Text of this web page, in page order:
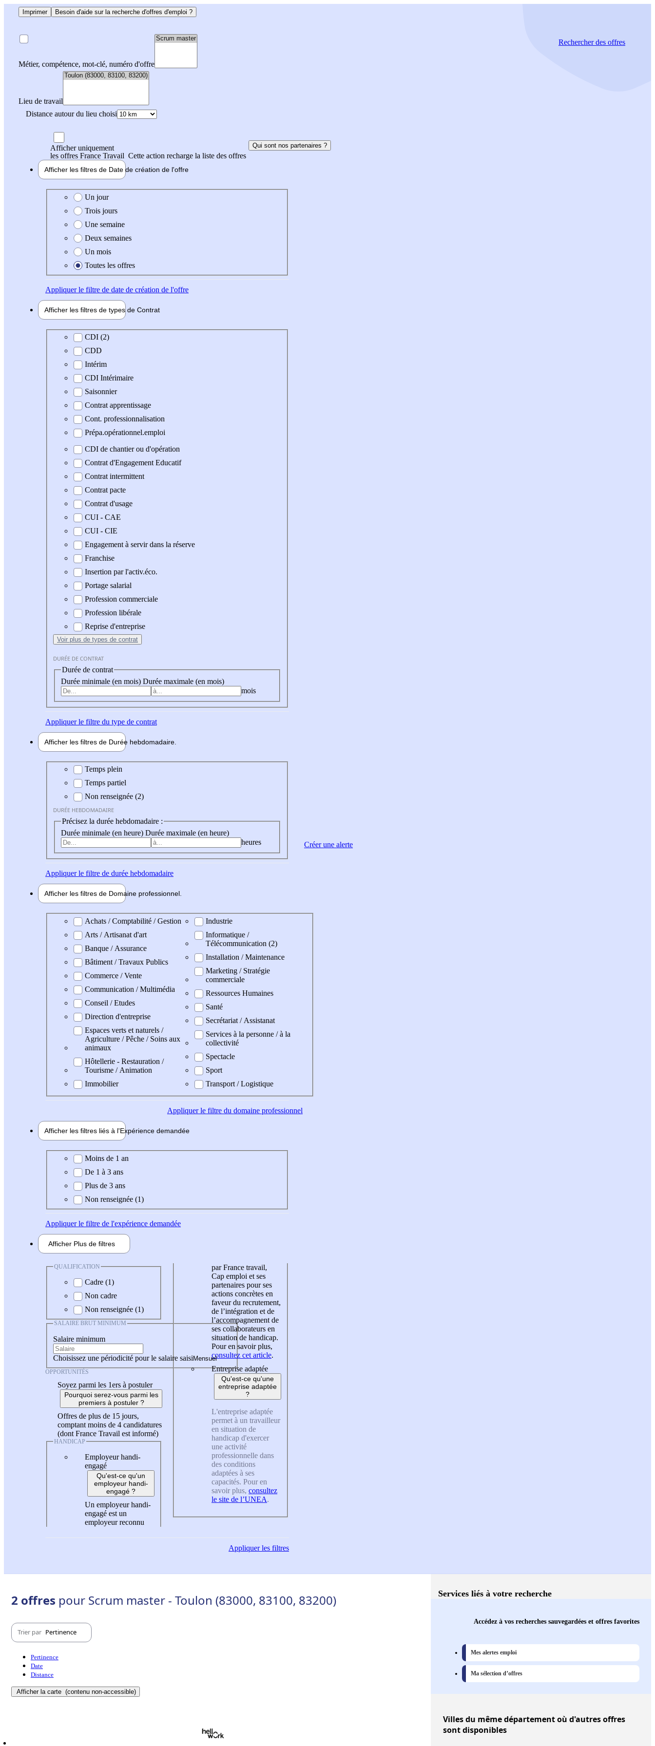
Imprimer Besoin d'aide sur la recherche d'offres d'emploi ?
Métier, compétence, mot-clé, numéro d'offre
Lieu de travail
Distance autour du lieu choisi
Rechercherdes offres
Afficher uniquement
les offres France Travail Cette action recharge la liste des offres
Qui sont nos partenaires ?
Afficher les filtres de Date de création de l'offre
Date de création de l'offre
Un jour
Trois jours
Une semaine
Deux semaines
Un mois
Toutes les offres
Appliquerle filtre de date de création de l'offre
Afficher les filtres de types de Contrat
Type de contrat
CDI (2)
CDD
Intérim
CDI Intérimaire
Saisonnier
Contrat apprentissage
Cont. professionnalisation
Prépa.opérationnel.emploi
CDI de chantier ou d'opération
Contrat d'Engagement Educatif
Contrat intermittent
Contrat pacte
Contrat d'usage
CUI - CAE
CUI - CIE
Engagement à servir dans la réserve
Franchise
Insertion par l'activ.éco.
Portage salarial
Profession commerciale
Profession libérale
Reprise d'entreprise
Voir plus de types de contrat
DURÉE DE CONTRAT
Durée de contrat
Durée minimale (en mois) Durée maximale (en mois)
mois
Appliquerle filtre du type de contrat
Afficher les filtres de Durée hebdomadaire
Durée hebdomadaire
Temps plein
Temps partiel
Non renseignée (2)
DURÉE HEBDOMADAIRE
Précisez la durée hebdomadaire :
Durée minimale (en heure) Durée maximale (en heure)
heures
Appliquerle filtre de durée hebdomadaire
Afficher les filtres de Domaine professionnel
Domaine professionel
Achats / Comptabilité / Gestion
Arts / Artisanat d'art
Banque / Assurance
Bâtiment / Travaux Publics
Commerce / Vente
Communication / Multimédia
Conseil / Etudes
Direction d'entreprise
Espaces verts et naturels /
Agriculture / Pêche / Soins aux
animaux
Hôtellerie - Restauration /
Tourisme / Animation
Immobilier
Industrie
Informatique /
Télécommunication (2)
Installation / Maintenance
Marketing / Stratégie
commerciale
Ressources Humaines
Santé
Secrétariat / Assistanat
Services à la personne / à la
collectivité
Spectacle
Sport
Transport / Logistique
Appliquerle filtre du domaine professionnel
Afficher les filtres liés à l'Expérience demandée
Expérience demandée
Moins de 1 an
De 1 à 3 ans
Plus de 3 ans
Non renseignée (1)
Appliquerle filtre de l'expérience demandée
Afficher Plus de filtres
QUALIFICATION
Cadre (1)
Non cadre
Non renseignée (1)
SALAIRE BRUT MINIMUM
Salaire minimum
Choisissez une périodicité pour le salaire saisi
OPPORTUNITÉS
Soyez parmi les 1ers à postuler
Pourquoi serez-vous parmi les
premiers à postuler ?
Offres de plus de 15 jours,
comptant moins de 4 candidatures
(dont France Travail est informé)
HANDICAP
Employeur handi-
engagé
Qu'est-ce qu'un
employeur handi-
engagé ?
Un employeur handi-
engagé est un
employeur reconnu
par France travail,
Cap emploi et ses
partenaires pour ses
actions concrètes en
faveur du recrutement,
de l’intégration et de
l’accompagnement de
ses collaborateurs en
situation de handicap.
Pour en savoir plus,
consultez cet article.
Entreprise adaptée
Qu'est-ce qu'une
entreprise adaptée
?
L'entreprise adaptée
permet à un travailleur
en situation de
handicap d'exercer
une activité
professionnelle dans
des conditions
adaptées à ses
capacités. Pour en
savoir plus, consultez
le site de l’UNEA.
Appliquerles filtres
Créer une alerte
2 offres pour Scrum master - Toulon (83000, 83100, 83200)
Trier par Pertinence
Pertinence
Date
Distance
Afficher la carte (contenu non-accessible)
Services liés à votre recherche
Accédez à vos recherches sauvegardées et offres favorites
Mes alertes emploi
Ma sélection d’offres
Villesdu même département où d'autres offres
sont disponibles